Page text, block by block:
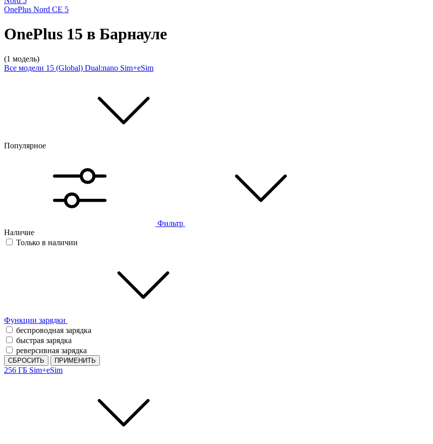
OnePlus Nord CE 5
OnePlus 15 в Барнауле
(1 модель)
Все модели 15 (Global) Dual:nano Sim+eSim
Популярное
Фильтр
Наличие
Только в наличии
Функции зарядки
беспроводная зарядка
быстрая зарядка
реверсивная зарядка
СБРОСИТЬ ПРИМЕНИТЬ
256 ГБ Sim+eSim